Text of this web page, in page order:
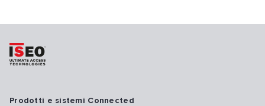
Prodotti e sistemi Connected